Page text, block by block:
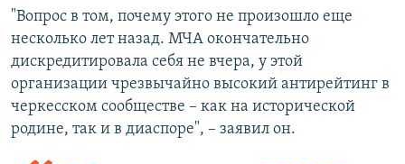
"Вопрос в том, почему этого не произошло еще
несколько лет назад. МЧА окончательно
дискредитировала себя не вчера, у этой
организации чрезвычайно высокий антирейтинг в
черкесском сообществе – как на исторической
родине, так и в диаспоре", – заявил он.